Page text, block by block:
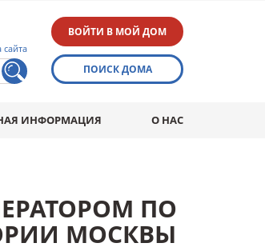
сайта
ВОЙТИ В МОЙ ДОМ
ПОИСК ДОМА
ИНФОРМАЦИЯ О НАС
ПО
МОСКВЫ